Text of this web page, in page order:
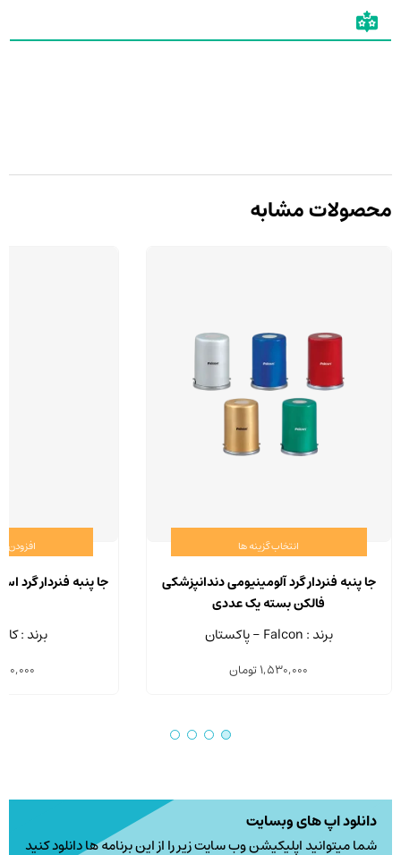
محصولات مشابه
انتخاب گزینه ها
این
محصول
است
صفحه
جا پنبه فنردار گرد آلومینیومی دندانپزشکی
فالکن بسته یک عددی
برند : Falcon - پاکستان
1,530,000تومان
افزودن
جا پنبه فنردار گرد
برند :
دانلود اپ های وبسایت
شما میتوانید اپلیکیشن وب سایت زیر را از این برنامه ها دانلود کنید